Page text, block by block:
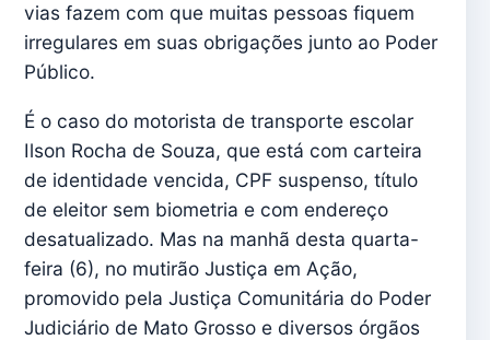
vias fazem com que muitas pessoas fiquem
irregulares em suas obrigações junto ao Poder
Público.
É o caso do motorista de transporte escolar
Ilson Rocha de Souza, que está com carteira
de identidade vencida, CPF suspenso, título
de eleitor sem biometria e com endereço
desatualizado. Mas na manhã desta quarta-
feira (6), no mutirão Justiça em Ação,
promovido pela Justiça Comunitária do Poder
Judiciário de Mato Grosso e diversos órgãos